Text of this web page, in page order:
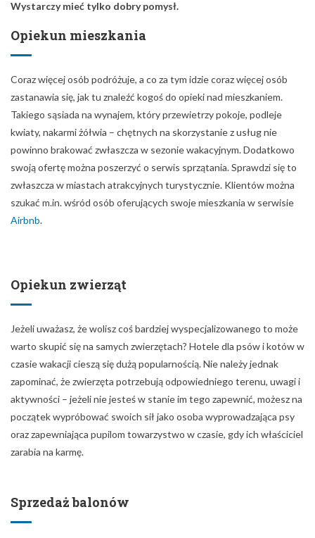
Wystarczy mieć tylko dobry pomysł.
Opiekun mieszkania
Coraz więcej osób podróżuje, a co za tym idzie coraz więcej osób
zastanawia się, jak tu znaleźć kogoś do opieki nad mieszkaniem.
Takiego sąsiada na wynajem, który przewietrzy pokoje, podleje
kwiaty, nakarmi żółwia – chętnych na skorzystanie z usług nie
powinno brakować zwłaszcza w sezonie wakacyjnym. Dodatkowo
swoją ofertę można poszerzyć o serwis sprzątania. Sprawdzi się to
zwłaszcza w miastach atrakcyjnych turystycznie. Klientów można
szukać m.in. wśród osób oferujących swoje mieszkania w serwisie
Airbnb.
Opiekun zwierząt
Jeżeli uważasz, że wolisz coś bardziej wyspecjalizowanego to może
warto skupić się na samych zwierzętach? Hotele dla psów i kotów w
czasie wakacji cieszą się dużą popularnością. Nie należy jednak
zapominać, że zwierzęta potrzebują odpowiedniego terenu, uwagi i
aktywności – jeżeli nie jesteś w stanie im tego zapewnić, możesz na
początek wypróbować swoich sił jako osoba wyprowadzająca psy
oraz zapewniająca pupilom towarzystwo w czasie, gdy ich właściciel
zarabia na karmę.
Sprzedaż balonów